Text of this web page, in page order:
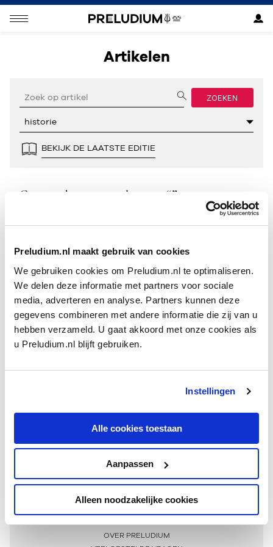
Preludium.nl maakt gebruik van cookies
We gebruiken cookies om Preludium.nl te optimaliseren.
We delen deze informatie met partners voor sociale
media, adverteren en analyse. Partners kunnen deze
gegevens combineren met andere informatie die zij van u
hebben verzameld. U gaat akkoord met onze cookies als
u Preludium.nl blijft gebruiken.
Instellingen
Alle cookies toestaan
Aanpassen
Alleen noodzakelijke cookies
Artikelen
ZOEKEN
BEKIJK DE LAATSTE EDITIE
Geen resultaten gevonden voor “”.
Meer informatie
OVER PRELUDIUM